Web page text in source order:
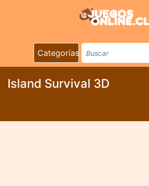
Categorías
Island Survival 3D